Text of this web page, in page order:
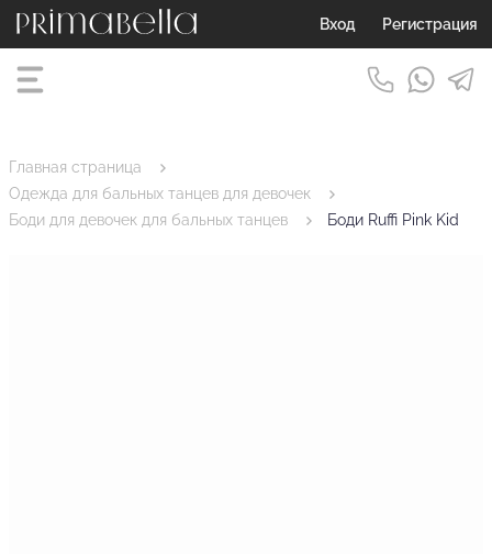
Вход Регистрация
Главная страница
Одежда для бальных танцев для девочек
Боди для девочек для бальных танцев
Боди Ruffi Pink Kid